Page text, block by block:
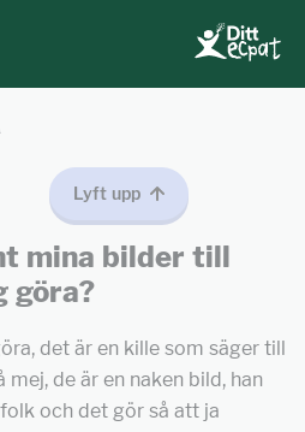
Lyft upp
mina bilder till
göra?
det är en kille som säger till
de är en naken bild, han
och det gör så att ja